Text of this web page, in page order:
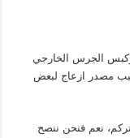
وكبس الجرس الخارجي
مصدر ازعاج لبعض
نعم فنحن ننصح